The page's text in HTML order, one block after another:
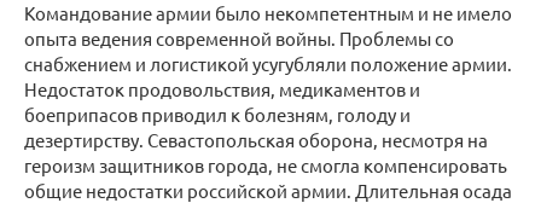
Командование армии было некомпетентным и не имело
опыта ведения современной войны. Проблемы со
снабжением и логистикой усугубляли положение армии.
Недостаток продовольствия, медикаментов и
боеприпасов приводил к болезням, голоду и
дезертирству. Севастопольская оборона, несмотря на
героизм защитников города, не смогла компенсировать
общие недостатки российской армии. Длительная осада